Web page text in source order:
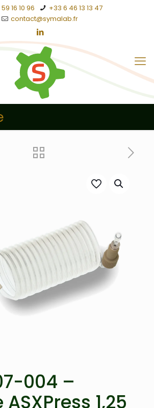
16 10 96
+33 6 46 13 13 47
contact@symalab.fr
004 –
1,25